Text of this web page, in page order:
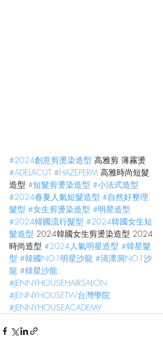
#2024創意剪燙染造型 高雅剪 薄霧燙
#ADELACUT #HAZEPERM 高雅時尚短髮
造型 #短髮剪燙染造型 #小法式造型
#2024春夏人氣短髮造型 #自然好整理
髮型 #女生剪燙染造型 #明星造型
#2024韓國流行髮型 #2024韓國女生短
髮造型 2024韓國女生剪燙染造型 2024
時尚造型 #2024人氣明星造型 #韓星髮
型 #韓國NO1明星沙龍 #清潭洞NO1沙
龍 #韓星沙龍
#JENNYHOUSEHAIRSALON
#JENNYHOUSETW台灣學院
#JENNYHOUSEACADEMY